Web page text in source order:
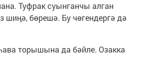
Туфрак суынганчы алган
шиңә, бөрешә. Бу чөгендергә дә
торышына да бәйле. Озакка